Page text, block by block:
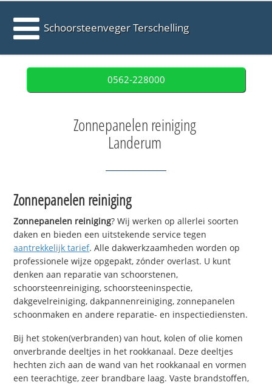
Schoorsteenveger Terschelling
0562-228000
Zonnepanelen reiniging
Landerum
Zonnepanelen reiniging
Zonnepanelen reiniging? Wij werken op allerlei soorten
daken en bieden een uitstekende service tegen
aantrekkelijk tarief. Alle dakwerkzaamheden worden op
professionele wijze opgepakt, zónder overlast. U kunt
denken aan reparatie van schoorstenen,
schoorsteenreiniging, schoorsteeninspectie,
dakgevelreiniging, dakpannenreiniging, zonnepanelen
schoonmaken en andere reparatie- en inspectiediensten.
Bij het stoken(verbranden) van hout, kolen of olie komen
onverbrande deeltjes in het rookkanaal. Deze deeltjes
hechten zich aan de wand van het rookkanaal en vormen
een teerachtige, zeer brandbare laag. Vaste brandstoffen,